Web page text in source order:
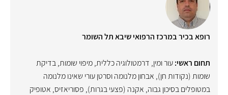
רופא בכיר במרכז הרפואי שיבא תל השומר
תחום ראשי:עור ומין, דרמטולוגיה כללית,מיפוי שומות,בדיקת
שומות (נקודות חן), אבחון מלנומה וסרטן עורי שאינו מלנומה
במטופלים בסיכון גבוה, אקנה (פצעי בגרות), פסוריאזיס, אטופיק